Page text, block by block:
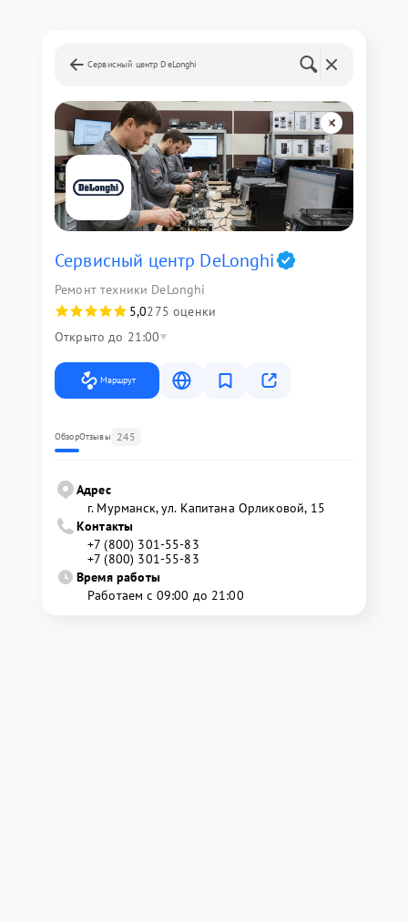
Сервисный центр DeLonghi
Сервисный центр DeLonghi
Ремонт техники DeLonghi
5,0275 оценки
Открыто до 21:00
Маршрут
ОбзорОтзывы 245
Адрес
г. Мурманск, ул. Капитана Орликовой, 15
Контакты
+7 (800) 301-55-83
+7 (800) 301-55-83
Время работы
Работаем с 09:00 до 21:00